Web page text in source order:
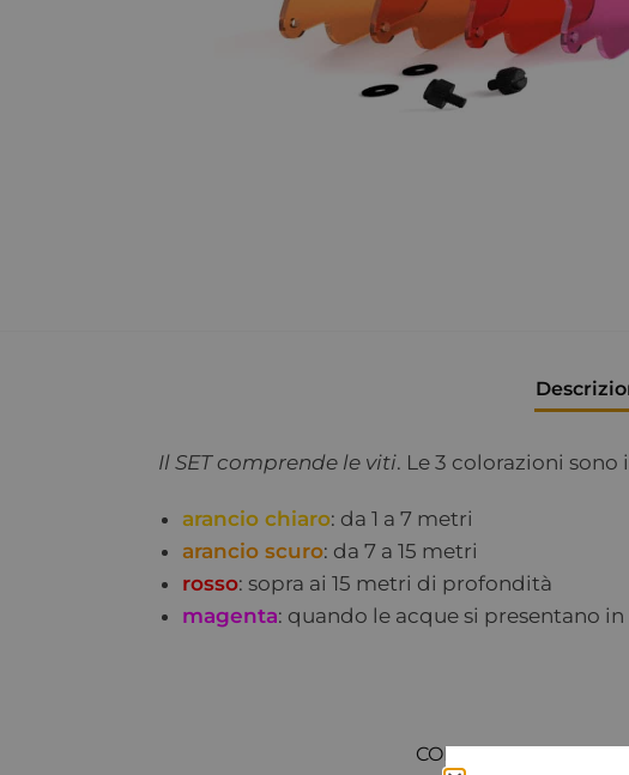
Il SET comprende le viti. Le 3 colorazioni
arancio chiaro: da 1 a 7 metri
arancio scuro: da 7 a 15 metri
rosso: sopra ai 15 metri di profondità
magenta: quando le acque si presentano
COD: 5810